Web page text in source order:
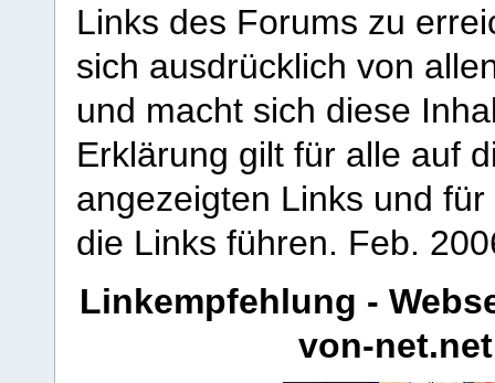
Links des Forums zu
sich ausdrücklich von
und macht sich diese
Erklärung gilt für alle auf
angezeigten Links und
die Links führen. Feb.
Linkempfehlung -
von-net.net